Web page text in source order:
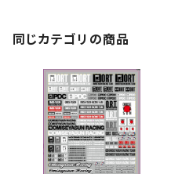
同じカテゴリの商品